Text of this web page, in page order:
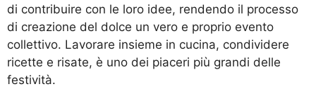
di contribuire con le loro idee, rendendo il processo
di creazione del dolce un vero e proprio evento
collettivo. Lavorare insieme in cucina, condividere
ricette e risate, è uno dei piaceri più grandi delle
festività.